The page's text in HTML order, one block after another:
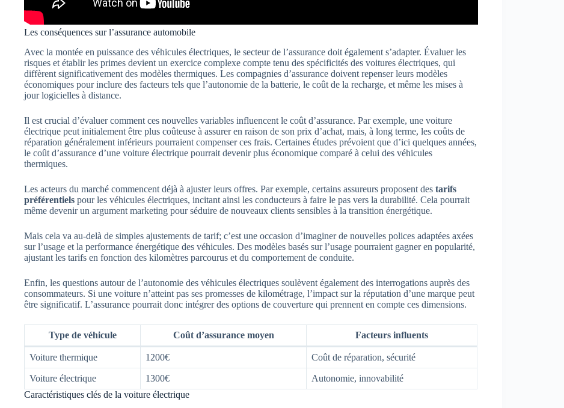
Les conséquences sur l’assurance automobile
Avec la montée en puissance des véhicules électriques, le secteur de l’assurance doit également s’adapter. Évaluer les
risques et établir les primes devient un exercice complexe compte tenu des spécificités des voitures électriques, qui
diffèrent significativement des modèles thermiques. Les compagnies d’assurance doivent repenser leurs modèles
économiques pour inclure des facteurs tels que l’autonomie de la batterie, le coût de la recharge, et même les mises à
jour logicielles à distance.
Il est crucial d’évaluer comment ces nouvelles variables influencent le coût d’assurance. Par exemple, une voiture
électrique peut initialement être plus coûteuse à assurer en raison de son prix d’achat, mais, à long terme, les coûts de
réparation généralement inférieurs pourraient compenser ces frais. Certaines études prévoient que d’ici quelques années,
le coût d’assurance d’une voiture électrique pourrait devenir plus économique comparé à celui des véhicules
thermiques.
Les acteurs du marché commencent déjà à ajuster leurs offres. Par exemple, certains assureurs proposent des tarifs
préférentiels pour les véhicules électriques, incitant ainsi les conducteurs à faire le pas vers la durabilité. Cela pourrait
même devenir un argument marketing pour séduire de nouveaux clients sensibles à la transition énergétique.
Mais cela va au-delà de simples ajustements de tarif; c’est une occasion d’imaginer de nouvelles polices adaptées axées
sur l’usage et la performance énergétique des véhicules. Des modèles basés sur l’usage pourraient gagner en popularité,
ajustant les tarifs en fonction des kilomètres parcourus et du comportement de conduite.
Enfin, les questions autour de l’autonomie des véhicules électriques soulèvent également des interrogations auprès des
consommateurs. Si une voiture n’atteint pas ses promesses de kilométrage, l’impact sur la réputation d’une marque peut
être significatif. L’assurance pourrait donc intégrer des options de couverture qui prennent en compte ces dimensions.
Type de véhicule Coût d’assurance moyen Facteurs influents
Voiture thermique 1200€ Coût de réparation, sécurité
Voiture électrique 1300€
Autonomie, innovabilité
Caractéristiques clés de la voiture électrique